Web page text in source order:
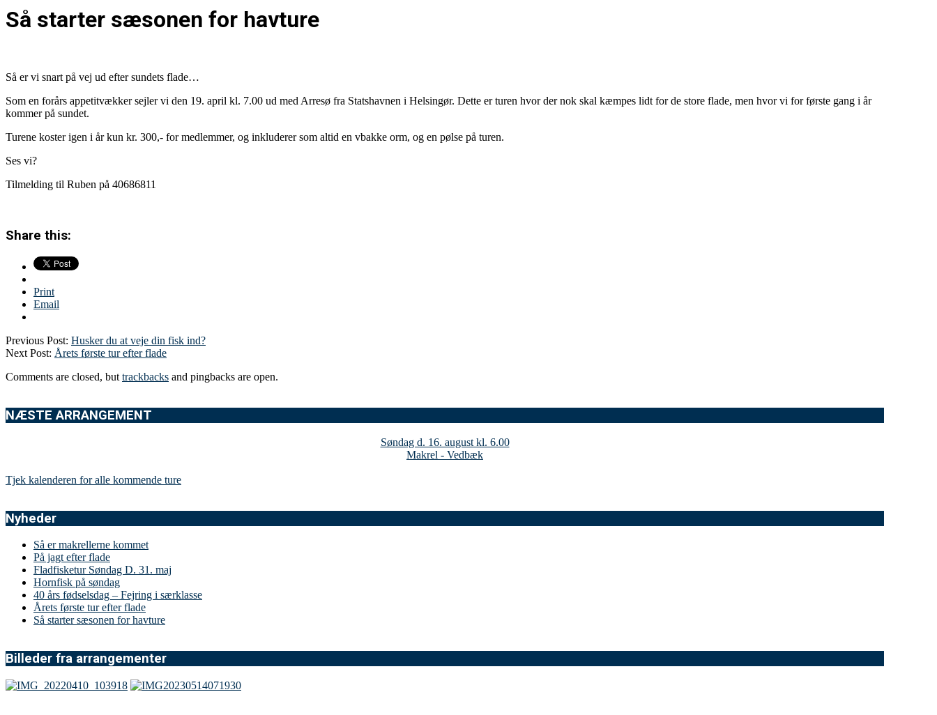
Så starter sæsonen for havture
Så er vi snart på vej ud efter sundets flade…
Som en forårs appetitvækker sejler vi den 19. april kl. 7.00 ud med Arresø fra Statshavnen i Helsingør. Dette er turen hvor der nok skal kæmpes lidt for de store flade, men hvor vi for første gang i år
kommer på sundet.
Turene koster igen i år kun kr. 300,- for medlemmer, og inkluderer som altid en vbakke orm, og en pølse på turen.
Ses vi?
Tilmelding til Ruben på 40686811
Share this:
Print
Email
Previous Post: Husker du at veje din fisk ind?
Next Post: Årets første tur efter flade
Comments are closed, but trackbacks and pingbacks are open.
NÆSTE ARRANGEMENT
Søndag d. 16. august kl. 6.00
Makrel - Vedbæk
Tjek kalenderen for alle kommende ture
Nyheder
Så er makrellerne kommet
På jagt efter flade
Fladfisketur Søndag D. 31. maj
Hornfisk på søndag
40 års fødselsdag – Fejring i særklasse
Årets første tur efter flade
Så starter sæsonen for havture
Billeder fra arrangementer